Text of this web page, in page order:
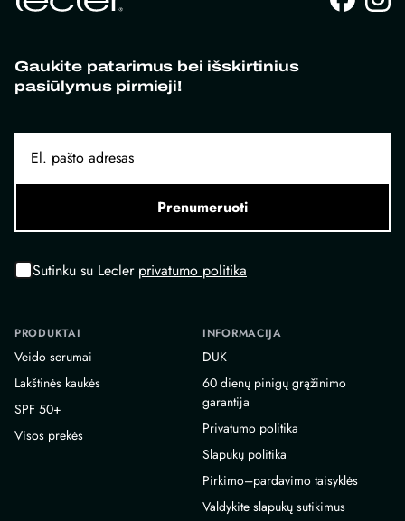
Gaukite patarimus bei išskirtinius
pasiūlymus pirmieji!
Prenumeruoti
Sutinku su Lecler privatumo politika
PRODUKTAI
Veido serumai
Lakštinės kaukės
SPF 50+
Visos prekės
INFORMACIJA
DUK
60 dienų pinigų grąžinimo
garantija
Privatumo politika
Slapukų politika
Pirkimo–pardavimo taisyklės
Valdykite slapukų sutikimus